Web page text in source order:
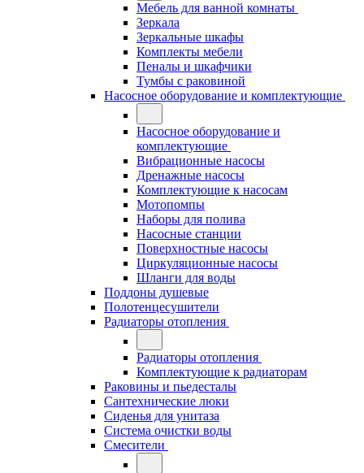
Мебель для ванной комнаты
Зеркала
Зеркальные шкафы
Комплекты мебели
Пеналы и шкафчики
Тумбы с раковиной
Насосное оборудование и комплектующие
Насосное оборудование и
комплектующие
Вибрационные насосы
Дренажные насосы
Комплектующие к насосам
Мотопомпы
Наборы для полива
Насосные станции
Поверхностные насосы
Циркуляционные насосы
Шланги для воды
Поддоны душевые
Полотенцесушители
Радиаторы отопления
Радиаторы отопления
Комплектующие к радиаторам
Раковины и пьедесталы
Сантехнические люки
Сиденья для унитаза
Система очистки воды
Смесители